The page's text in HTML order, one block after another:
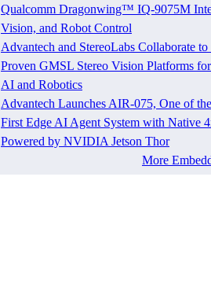
Qualcomm Dragonwing™ IQ-9075M
Vision, and Robot Control
Advantech and StereoLabs Collaborate
Proven GMSL Stereo Vision Platforms
AI and Robotics
Advantech Launches AIR-075, One of
First Edge AI Agent System with Native
Powered by NVIDIA Jetson Thor
More